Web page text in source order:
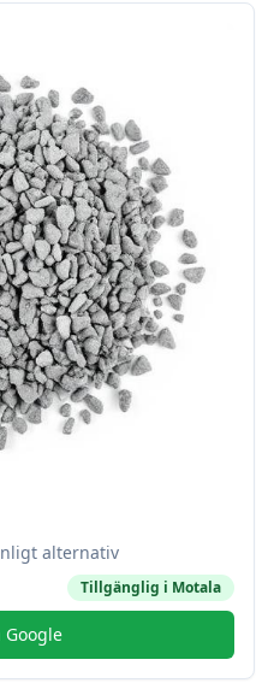
alternativ
Tillgänglig i Motala
Google